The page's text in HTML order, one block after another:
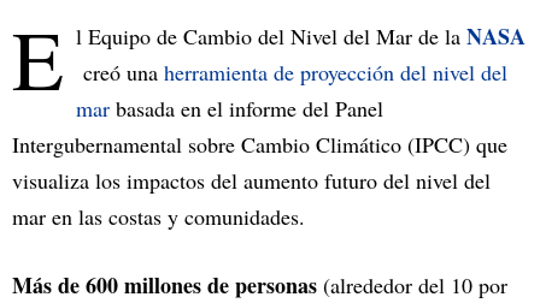
E l Equipo de Cambio del Nivel del Mar de la NASA
creó una herramienta de proyección del nivel del
mar basada en el informe del Panel
Intergubernamental sobre Cambio Climático (IPCC) que
visualiza los impactos del aumento futuro del nivel del
mar en las costas y comunidades.
Más de 600 millones de personas (alrededor del 10 por